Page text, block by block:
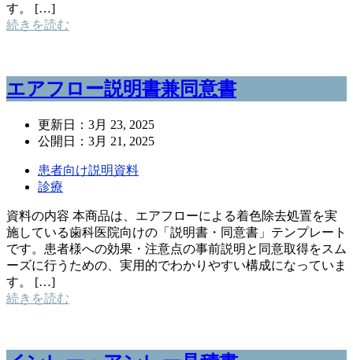
す。 […]
続きを読む
エアフロー説明書兼同意書
更新日： 3月 23, 2025
公開日： 3月 21, 2025
患者向け説明資料
診療
資料の内容 本商品は、エアフローによる着色除去処置を実
施している歯科医院向けの「説明書・同意書」テンプレート
です。患者様への効果・注意点の事前説明と同意取得をスム
ーズに行うための、実用的でわかりやすい構成になっていま
す。 […]
続きを読む